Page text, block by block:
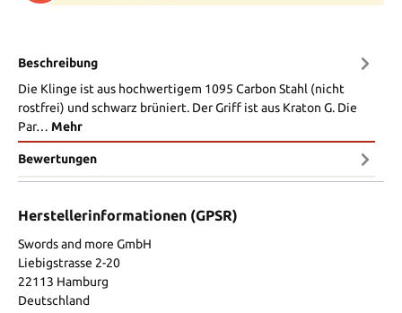
Beschreibung
Die Klinge ist aus hochwertigem 1095 Carbon Stahl (nicht
rostfrei) und schwarz brüniert. Der Griff ist aus Kraton G. Die
Par… Mehr
Bewertungen
Herstellerinformationen (GPSR)
Swords and more GmbH
Liebigstrasse 2-20
22113 Hamburg
Deutschland